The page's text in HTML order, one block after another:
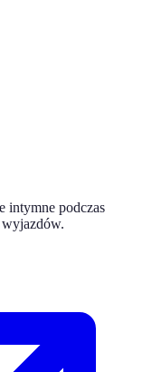
intymne podczas
wyjazdów.